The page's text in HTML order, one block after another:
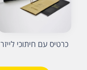
כרטיס עם חיתוכי לייזר